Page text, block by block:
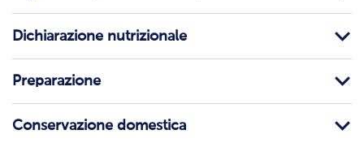
Dichiarazione nutrizionale
Preparazione
Conservazione domestica